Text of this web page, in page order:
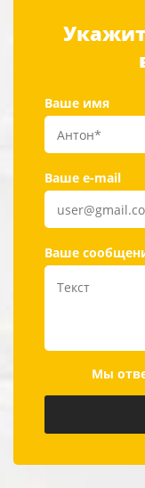
Ваше имя
Ваше e-mail
Ваше
Мы